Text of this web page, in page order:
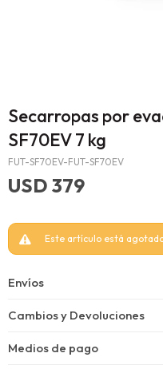
Secarropas por
SF70EV 7 kg
FUT-SF70EV-FUT-SF70EV
USD 379
Este artículo está
Envíos
Cambios y Devoluciones
Medios de pago